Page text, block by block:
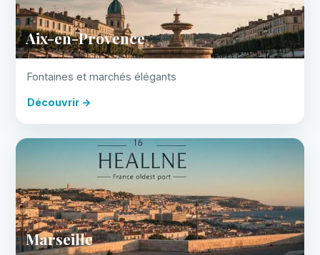
Aix-en-Provence
Fontaines et marchés élégants
Découvrir →
Marseille